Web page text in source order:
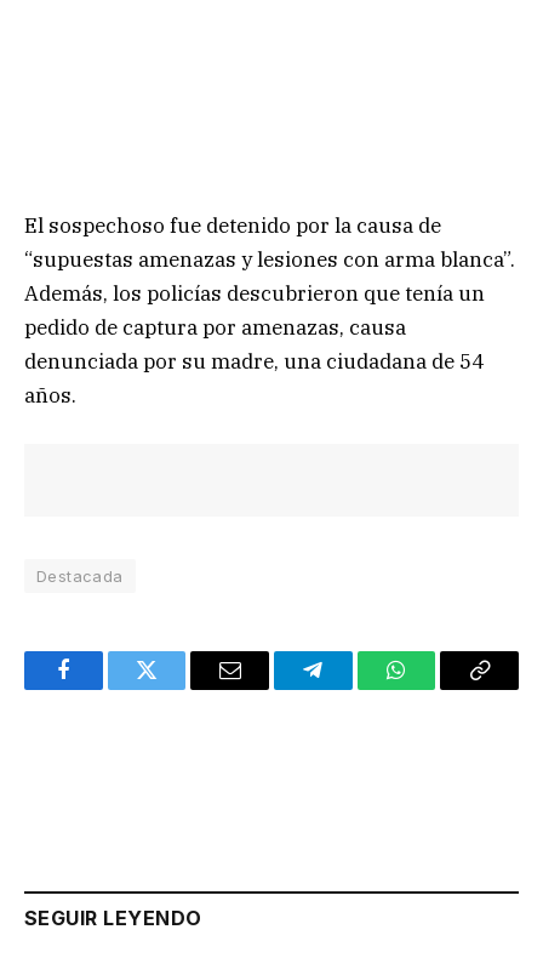
El sospechoso fue detenido por la causa de
“supuestas amenazas y lesiones con arma blanca”.
Además, los policías descubrieron que tenía un
pedido de captura por amenazas, causa
denunciada por su madre, una ciudadana de 54
años.
Destacada
FacebookTwitter Email TelegramWhatsAppCopy
SEGUIR LEYENDO